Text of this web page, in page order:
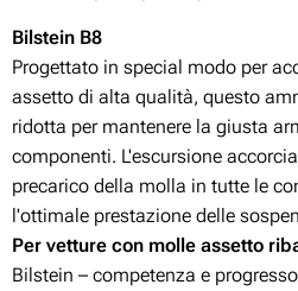
Bilstein B8
Progettato in special modo per
assetto di alta qualità, questo
ridotta per mantenere la giusta
componenti. L'escursione
precarico della molla in tutte le
l'ottimale prestazione delle
Per vetture con molle assetto
Bilstein – competenza e